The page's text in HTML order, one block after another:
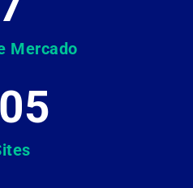
Mercado